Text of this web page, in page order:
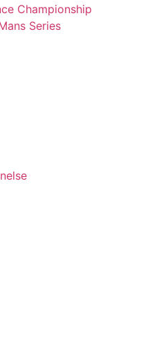
Championship
Series